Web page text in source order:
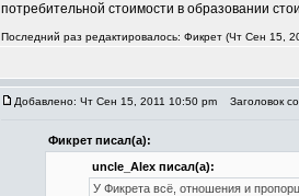
потребительной стоимости в образовании
Последний раз редактировалось: Фикрет (Чт Сен 15,
Добавлено: Чт Сен 15, 2011 10:50 pm Заголовок
Фикрет писал(а):
uncle_Alex писал(а):
У Фикрета всё, отношения и